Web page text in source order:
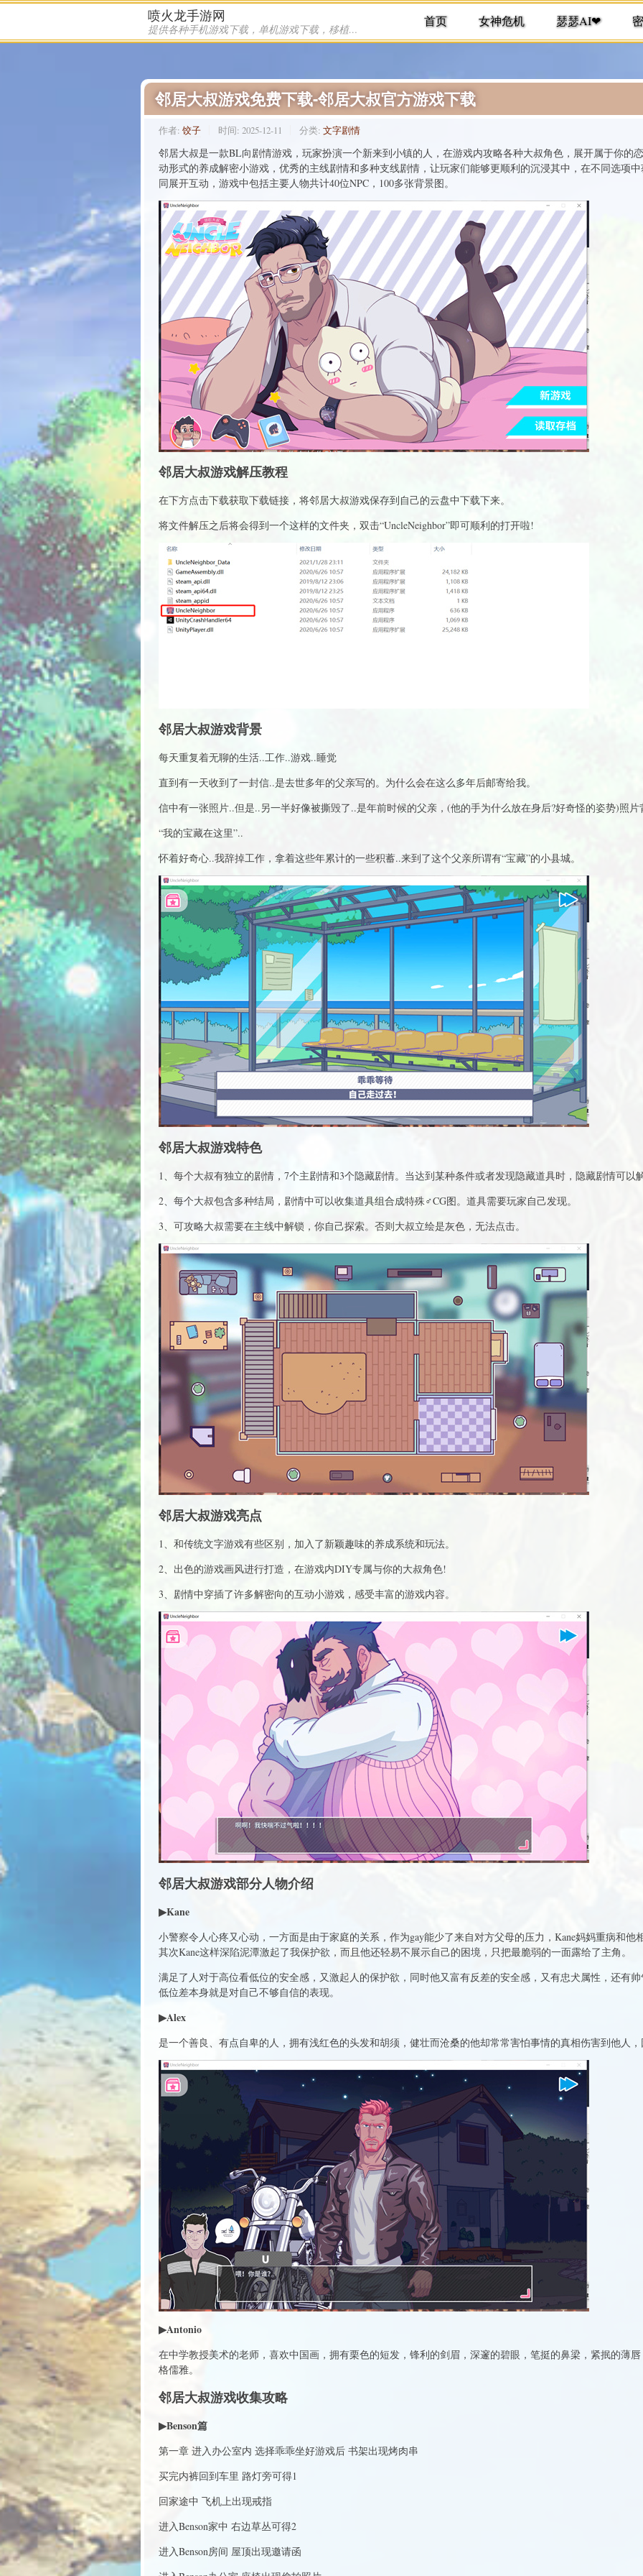
喷火龙手游网
提供各种手机游戏下载，单机游戏下载，移植游戏下载
首页 女神危机 瑟瑟AI❤
邻居大叔游戏免费下载-邻居大叔官方游戏下载
作者: 饺子 时间: 2025-12-11 分类: 文字剧情
邻居大叔是一款BL向剧情游戏，玩家扮演一个新来到小镇的人，在游戏内攻略各种大叔角色，展开属于你的
动形式的养成解密小游戏，优秀的主线剧情和多种支线剧情，让玩家们能够更顺利的沉浸其中，在不同选项
同展开互动，游戏中包括主要人物共计40位NPC，100多张背景图。
邻居大叔游戏解压教程
在下方点击下载获取下载链接，将邻居大叔游戏保存到自己的云盘中下载下来。
将文件解压之后将会得到一个这样的文件夹，双击“UncleNeighbor”即可顺利的打开啦!
邻居大叔游戏背景
每天重复着无聊的生活..工作..游戏..睡觉
直到有一天收到了一封信..是去世多年的父亲写的。为什么会在这么多年后邮寄给我。
信中有一张照片..但是..另一半好像被撕毁了..是年前时候的父亲，(他的手为什么放在身后?好奇怪的姿势)照
“我的宝藏在这里”..
怀着好奇心..我辞掉工作，拿着这些年累计的一些积蓄..来到了这个父亲所谓有“宝藏”的小县城。
邻居大叔游戏特色
1、每个大叔有独立的剧情，7个主剧情和3个隐藏剧情。当达到某种条件或者发现隐藏道具时，隐藏剧情可以
2、每个大叔包含多种结局，剧情中可以收集道具组合成特殊♂CG图。道具需要玩家自己发现。
3、可攻略大叔需要在主线中解锁，你自己探索。否则大叔立绘是灰色，无法点击。
邻居大叔游戏亮点
1、和传统文字游戏有些区别，加入了新颖趣味的养成系统和玩法。
2、出色的游戏画风进行打造，在游戏内DIY专属与你的大叔角色!
3、剧情中穿插了许多解密向的互动小游戏，感受丰富的游戏内容。
邻居大叔游戏部分人物介绍
▶Kane
小警察令人心疼又心动，一方面是由于家庭的关系，作为gay能少了来自对方父母的压力，Kane妈妈重病和他
其次Kane这样深陷泥潭激起了我保护欲，而且他还轻易不展示自己的困境，只把最脆弱的一面露给了主角。
满足了人对于高位看低位的安全感，又激起人的保护欲，同时他又富有反差的安全感，又有忠犬属性，还有
低位差本身就是对自己不够自信的表现。
▶Alex
是一个善良、有点自卑的人，拥有浅红色的头发和胡须，健壮而沧桑的他却常常害怕事情的真相伤害到他人
▶Antonio
在中学教授美术的老师，喜欢中国画，拥有栗色的短发，锋利的剑眉，深邃的碧眼，笔挺的鼻梁，紧抿的薄
格儒雅。
邻居大叔游戏收集攻略
▶Benson篇
第一章 进入办公室内 选择乖乖坐好游戏后 书架出现烤肉串
买完内裤回到车里 路灯旁可得1
回家途中 飞机上出现戒指
进入Benson家中 右边草丛可得2
进入Benson房间 屋顶出现邀请函